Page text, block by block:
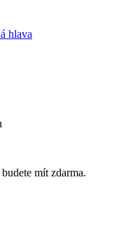
hlava
mít zdarma.